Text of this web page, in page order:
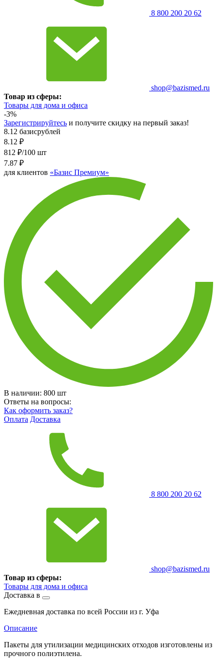
8 800 200 20 62
shop@bazismed.ru
Товар из сферы:
Товары для дома и офиса
-3%
Зарегистрируйтесь и получите скидку на первый заказ!
8.12 базисрублей
8.12 ₽
812 ₽/100 шт
7.87 ₽
для клиентов «Базис Премиум»
В наличии: 800 шт
Ответы на вопросы:
Как оформить заказ?
Оплата Доставка
8 800 200 20 62
shop@bazismed.ru
Товар из сферы:
Товары для дома и офиса
Доставка в
Ежедневная доставка по всей России из г. Уфа
Описание
Пакеты для утилизации медицинских отходов изготовлены из
прочного полиэтилена.